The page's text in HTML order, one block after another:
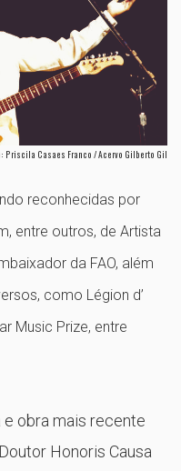
Priscila Casaes Franco / Acervo Gilberto Gil
reconhecidas por
entre outros, de Artista
da FAO, além
como Légion d’
Music Prize, entre
obra mais recente
Honoris Causa